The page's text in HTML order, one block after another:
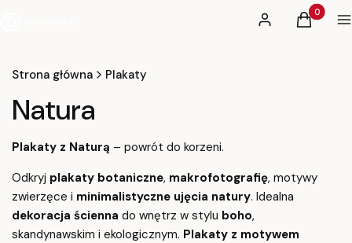
Zaloguj sięProdukty
Koszyk
Strona główna Plakaty
Natura
Plakaty z Naturą – powrót do korzeni.
Odkryj plakaty botaniczne, makrofotografię, motywy
zwierzęce i minimalistyczne ujęcia natury. Idealna
dekoracja ścienna do wnętrz w stylu boho,
skandynawskim i ekologicznym. Plakaty z motywem